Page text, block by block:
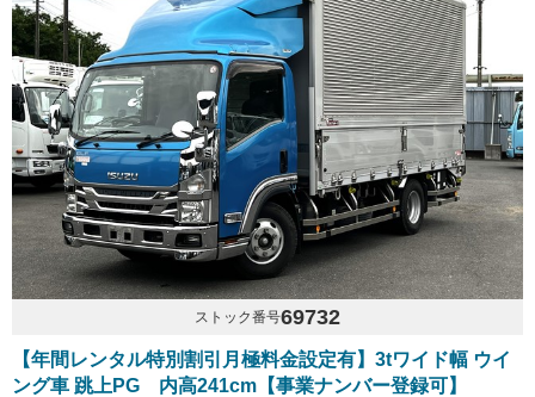
ストック番号69732
【年間レンタル特別割引月極料金設定有】3tワイド幅 ウイ
ング車 跳上PG 内高241cm【事業ナンバー登録可】